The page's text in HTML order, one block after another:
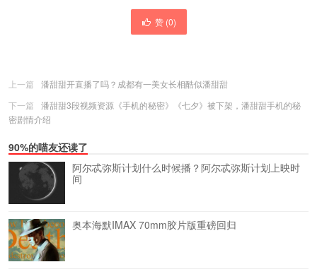
赞 (0)
上一篇
潘甜甜开直播了吗？成都有一美女长相酷似潘甜甜
下一篇
潘甜甜3段视频资源《手机的秘密》《七夕》被下架，潘甜甜手机的秘
密剧情介绍
90%的喵友还读了
阿尔忒弥斯计划什么时候播？阿尔忒弥斯计划上映时
间
奥本海默IMAX 70mm胶片版重磅回归